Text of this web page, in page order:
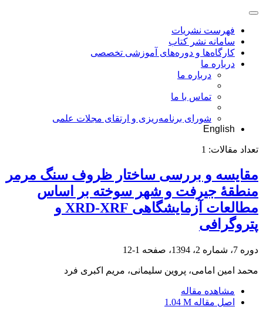
فهرست نشریات
سامانه نشر کتاب
کارگاه‌ها و دوره‌های آموزشی تخصصی
درباره ما
درباره ما
تماس با ما
شورای برنامه‌ریزی و ارتقای مجلات علمی
English
تعداد مقالات: 1
مقایسه و بررسی ساختار ظروف سنگ مرمر
منطقۀ جیرفت و شهر سوخته بر اساس
مطالعات آزمایشگاهی XRD-XRF و
پتروگرافی
دوره 7، شماره 2، 1394، صفحه 1-12
محمد امین امامی، پروین سلیمانی، مریم اکبری فرد
مشاهده مقاله
اصل مقاله 1.04 M